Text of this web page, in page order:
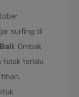
surfing di
Bali. Ombak
tidak terlalu